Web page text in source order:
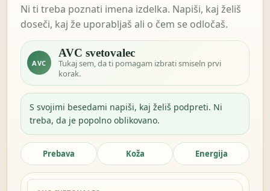
Ni ti treba poznati imena izdelka. Napiši, kaj želiš
doseči, kaj že uporabljaš ali o čem se odločaš.
AVC
AVC svetovalec
Tukaj sem, da ti pomagam izbrati smiseln prvi
korak.
S svojimi besedami napiši, kaj želiš podpreti. Ni
treba, da je popolno oblikovano.
Prebava Koža Energija